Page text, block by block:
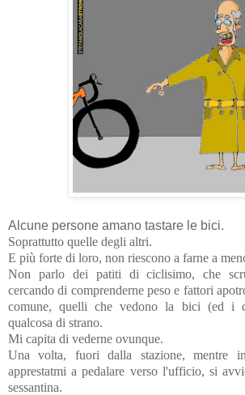
Alcune persone amano tastare le bici.
Soprattutto quelle degli altri.
E più forte di loro, non riescono a farne a
Non parlo dei patiti di ciclisimo, che
cercando di comprenderne peso e fattori
comune, quelli che vedono la bici (ed i
qualcosa di strano.
Mi capita di vederne ovunque.
Una volta, fuori dalla stazione, mentre
apprestatmi a pedalare verso l'ufficio, si
sessantina.